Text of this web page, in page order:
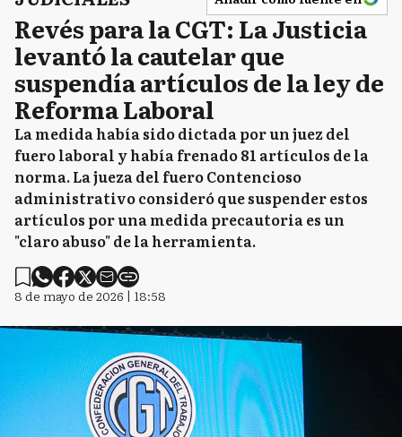
Revés para la CGT: La Justicia
levantó la cautelar que
suspendía artículos de la ley de
Reforma Laboral
La medida había sido dictada por un juez del
fuero laboral y había frenado 81 artículos de la
norma. La jueza del fuero Contencioso
administrativo consideró que suspender estos
artículos por una medida precautoria es un
"claro abuso" de la herramienta.
8 de mayo de 2026 | 18:58